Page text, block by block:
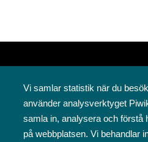
Vi samlar statistik när du
använder analysverktyget
samla in, analysera och förstå
på webbplatsen. Vi behandlar